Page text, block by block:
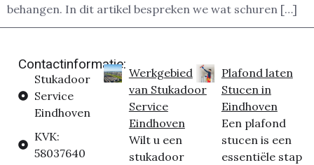
behangen. In dit artikel bespreken we wat schuren […]
Contactinformatie:
Stukadoor
Service
Eindhoven
KVK:
58037640
Werkgebied
van Stukadoor
Service
Eindhoven
Wilt u een
stukadoor
Plafond laten
Stucen in
Eindhoven
Een plafond
stucen is een
essentiële stap